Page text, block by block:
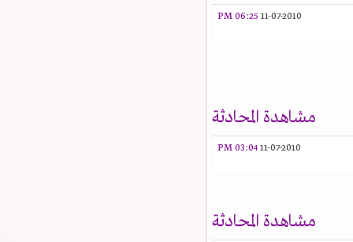
11-07-2010
06:25 PM
مشاهدة المحادثة
11-07-2010
03:04 PM
مشاهدة المحادثة